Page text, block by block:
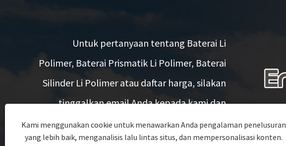
Untuk pertanyaan tentang Baterai Li
Polimer, Baterai Prismatik Li Polimer, Baterai
Silinder Li Polimer atau daftar harga, silakan
tinggalkan email Anda kepada kami dan
kami akan menghubungi Anda dalam waktu
24 jam.
Kami menggunakan cookie untuk menawarkan Anda pengalaman penelusuran
yang lebih baik, menganalisis lalu lintas situs, dan mempersonalisasi konten.